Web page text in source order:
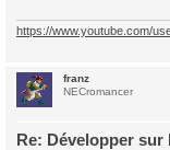
https://www.youtube.com/
franz
NECromancer
Re: Développer sur